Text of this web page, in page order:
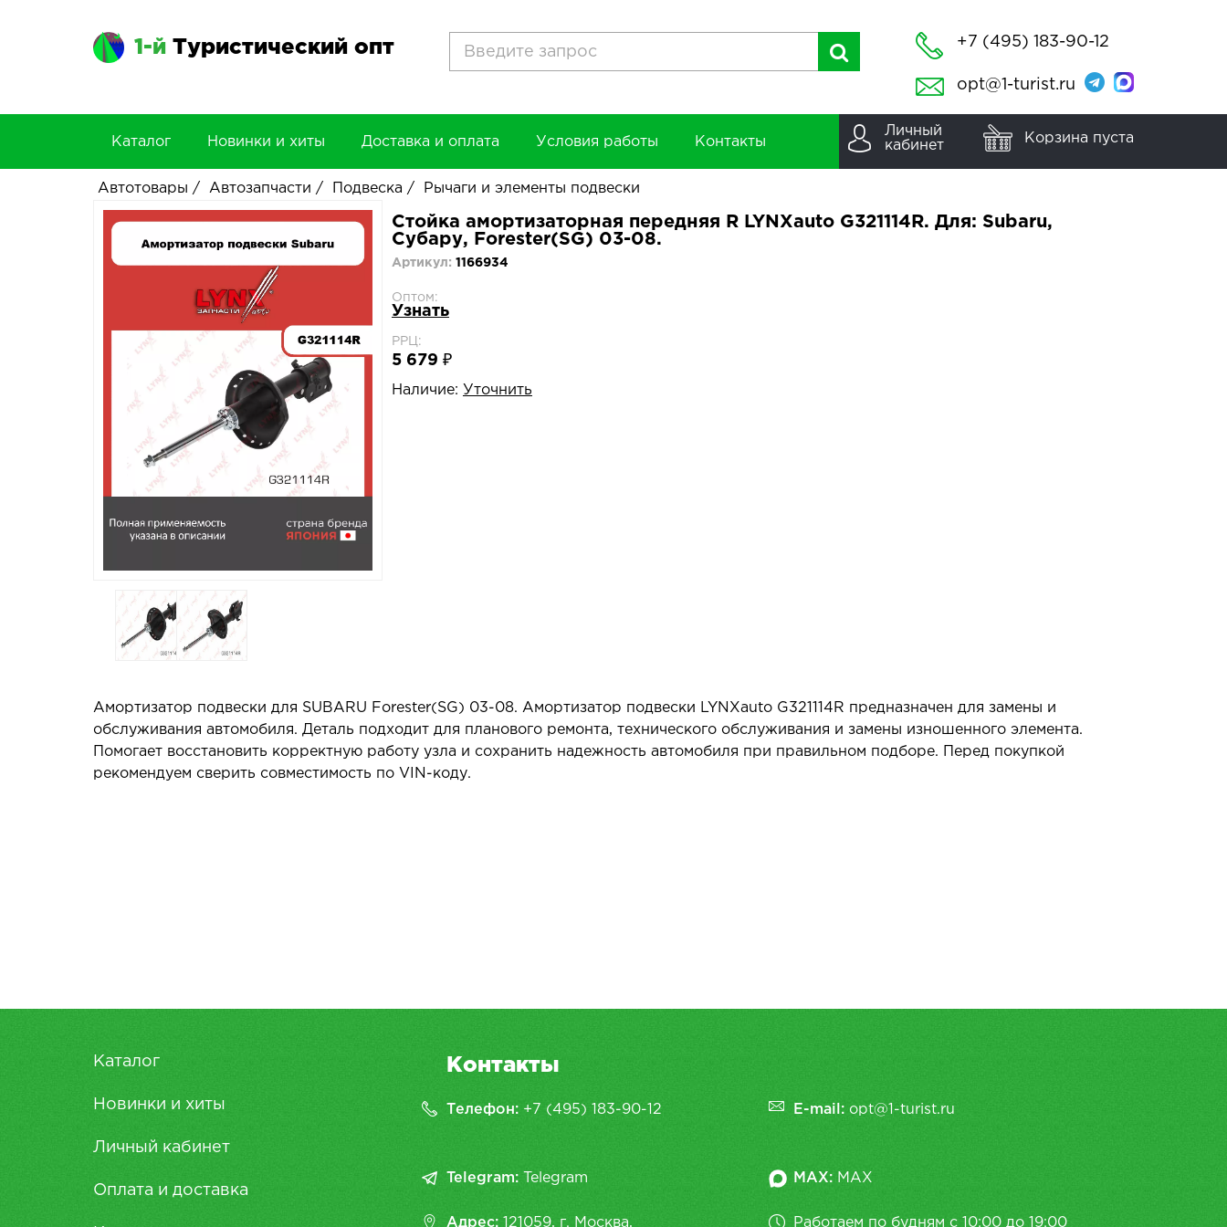
1-й Туристический опт +7 (495) 183-90-12
opt@1-turist.ru
Каталог Новинки и хиты Доставка и оплата Условия работы Контакты
Личный
кабинет
Корзина пуста
Автотовары / Автозапчасти / Подвеска / Рычаги и элементы подвески
Стойка амортизаторная передняя R LYNXauto G321114R. Для: Subaru,
Субару, Forester(SG) 03-08.
Артикул: 1166934
Оптом:
Узнать
РРЦ:
5 679 ₽
Наличие: Уточнить
Амортизатор подвески для SUBARU Forester(SG) 03-08. Амортизатор подвески LYNXauto G321114R предназначен для замены и
обслуживания автомобиля. Деталь подходит для планового ремонта, технического обслуживания и замены изношенного элемента.
Помогает восстановить корректную работу узла и сохранить надежность автомобиля при правильном подборе. Перед покупкой
рекомендуем сверить совместимость по VIN-коду.
Каталог
Новинки и хиты
Личный кабинет
Оплата и доставка
Контакты
Телефон: +7 (495) 183-90-12 E-mail: opt@1-turist.ru
Telegram: Telegram MAX: MAX
Адрес: 121059, г. Москва, Работаем по будням с 10:00 до 19:00